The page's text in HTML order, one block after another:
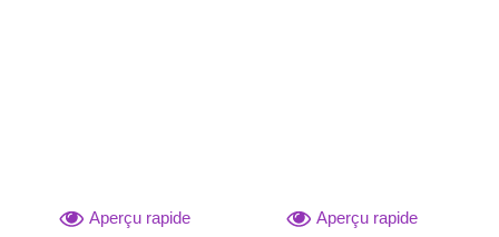
Aperçu rapide Aperçu rapide